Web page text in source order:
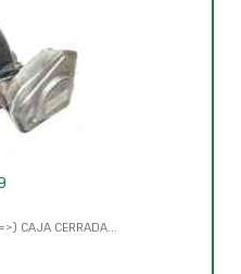
CAJA CERRADA...